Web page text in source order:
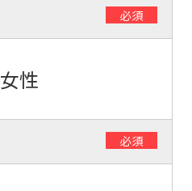
必須
女性
必須